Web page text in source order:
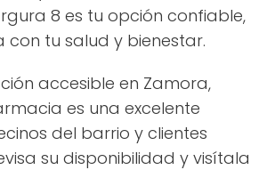
8 es tu opción confiable,
tu salud y bienestar.
accesible en Zamora,
es una excelente
del barrio y clientes
su disponibilidad y visítala